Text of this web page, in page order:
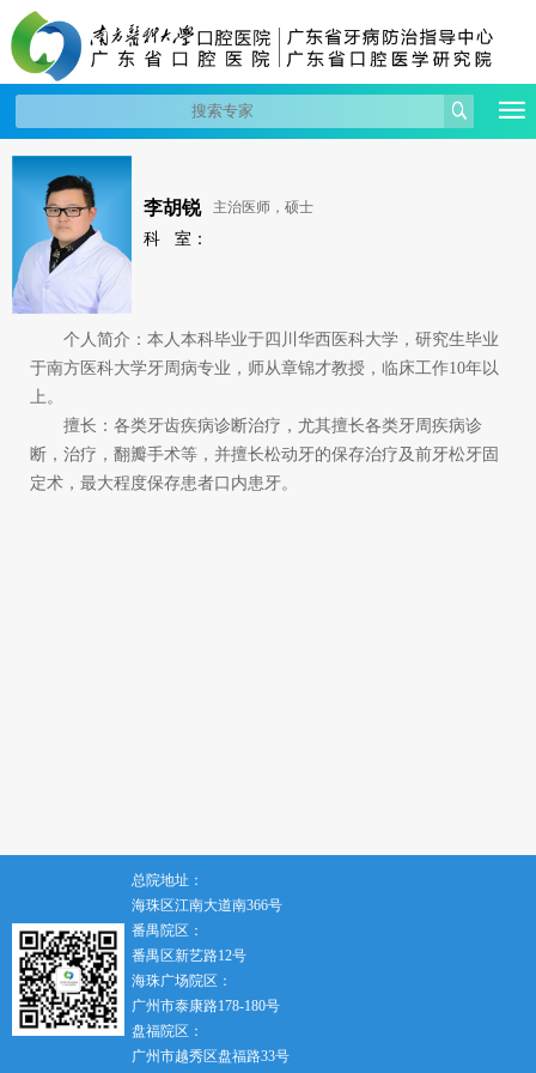
李胡锐 主治医师，硕士
科 室：
个人简介：本人本科毕业于四川华西医科大学，研究生毕业
于南方医科大学牙周病专业，师从章锦才教授，临床工作10年以
上。
擅长：各类牙齿疾病诊断治疗，尤其擅长各类牙周疾病诊
断，治疗，翻瓣手术等，并擅长松动牙的保存治疗及前牙松牙固
定术，最大程度保存患者口内患牙。
总院地址：
海珠区江南大道南366号
番禺院区：
番禺区新艺路12号
海珠广场院区：
广州市泰康路178-180号
盘福院区：
广州市越秀区盘福路33号